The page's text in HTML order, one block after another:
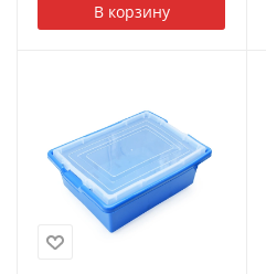
В корзину